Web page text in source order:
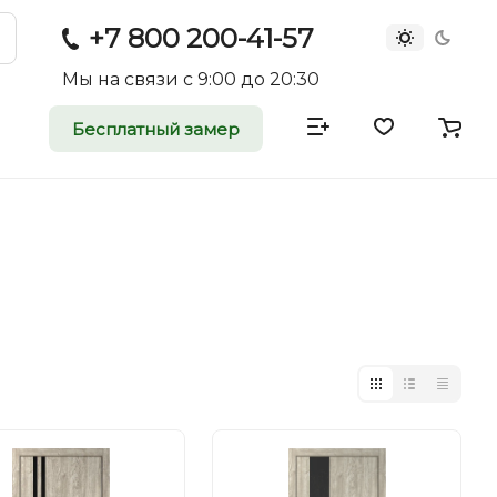
+7 800 200-41-57
Мы на связи с 9:00 до 20:30
Бесплатный замер
и